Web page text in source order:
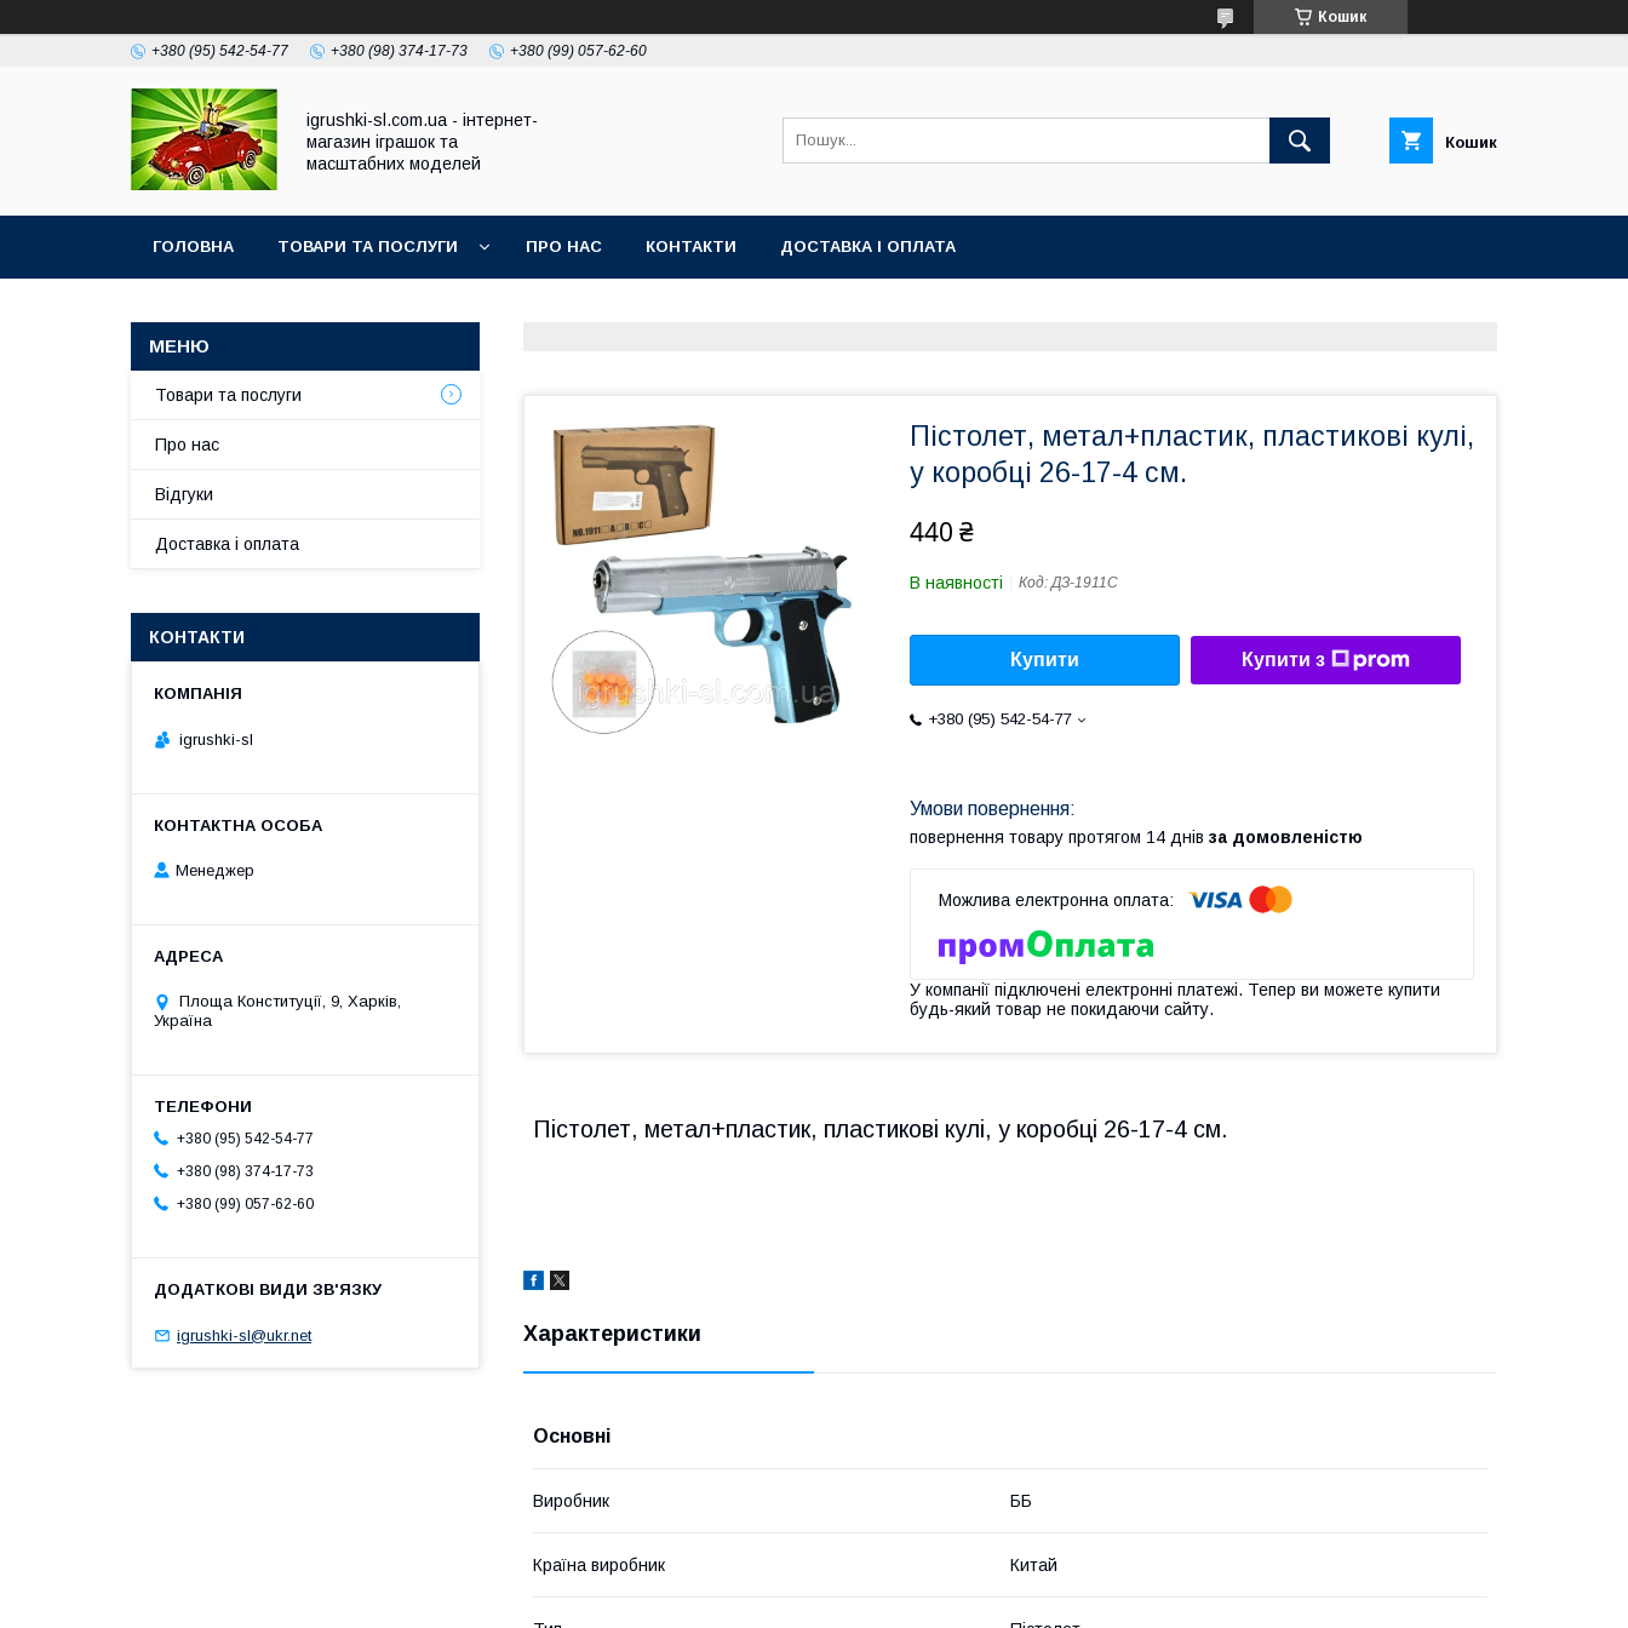
Кошик
+380 (95) 542-54-77 +380 (98) 374-17-73 +380 (99) 057-62-60
igrushki-sl.com.ua - інтернет-
магазин іграшок та
масштабних моделей
Кошик
ГОЛОВНА ТОВАРИ ТА ПОСЛУГИ ПРО НАС КОНТАКТИ ДОСТАВКА І ОПЛАТА
Пістолет, метал+пластик, пластикові кулі,
у коробці 26-17-4 см.
440 ₴
В наявності Код:ДЗ-1911C
Купити Купити з
+380 (95) 542-54-77
повернення товару протягом 14 днів за домовленістю
У компанії підключені електронні платежі. Тепер ви можете купити
будь-який товар не покидаючи сайту.
Пістолет, метал+пластик, пластикові кулі, у коробці 26-17-4 см.
Характеристики
Основні
Виробник ББ
Країна виробник Китай
Товари та послуги
Про нас
Відгуки
Доставка і оплата
КОНТАКТИ
igrushki-sl
Менеджер
Площа Конституції, 9, Харків,
Україна
+380 (95) 542-54-77
+380 (98) 374-17-73
+380 (99) 057-62-60
igrushki-sl@ukr.net